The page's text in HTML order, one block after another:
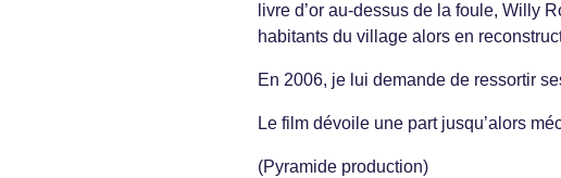
livre d’or au-dessus de la foule, Willy
habitants du village alors en
En 2006, je lui demande de ressortir
Le film dévoile une part jusqu’alors
(Pyramide production)